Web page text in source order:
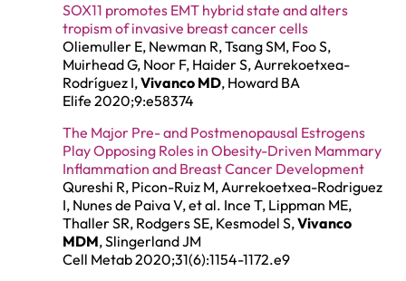
SOX11 promotes EMT hybrid state and alters
tropism of invasive breast cancer cells
Oliemuller E, Newman R, Tsang SM, Foo S,
Muirhead G, Noor F, Haider S, Aurrekoetxea-
Rodríguez I,Vivanco MD, Howard BA
Elife 2020;9:e58374
The Major Pre- and Postmenopausal Estrogens
Play Opposing Roles in Obesity-Driven Mammary
Inflammation and Breast Cancer Development
Qureshi R, Picon-Ruiz M, Aurrekoetxea-Rodriguez
I, Nunes de Paiva V, et al. Ince T, Lippman ME,
Thaller SR, Rodgers SE, Kesmodel S,Vivanco
MDM, Slingerland JM
Cell Metab 2020;31(6):1154-1172.e9